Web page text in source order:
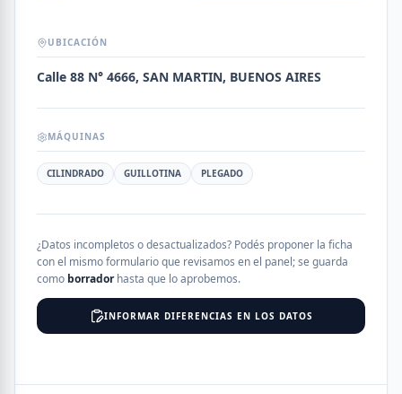
UBICACIÓN
Calle 88 N° 4666, SAN MARTIN, BUENOS AIRES
MÁQUINAS
CILINDRADO GUILLOTINA PLEGADO
¿Datos incompletos o desactualizados? Podés proponer la ficha
con el mismo formulario que revisamos en el panel; se guarda
como borradorhasta que lo aprobemos.
INFORMAR DIFERENCIAS EN LOS DATOS